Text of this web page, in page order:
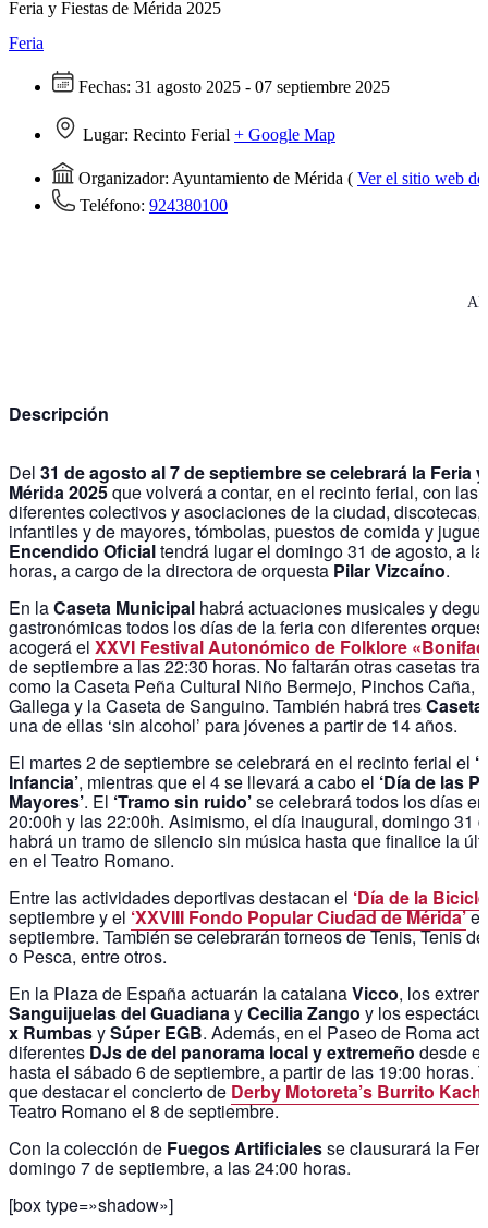
Feria y Fiestas de Mérida 2025
Feria
Fechas: 31 agosto 2025 - 07 septiembre 2025
Lugar: Recinto Ferial + Google Map
Organizador: Ayuntamiento de Mérida ( Ver el sitio web
Teléfono: 924380100
Descripción
Del 31 de agosto al 7 de septiembre se celebrará la Feria
Mérida 2025que volverá a contar, en el recinto ferial, con las
diferentes colectivos y asociaciones de la ciudad, discotecas,
infantiles y de mayores, tómbolas, puestos de comida y
Encendido Oficialtendrá lugar el domingo 31 de agosto, a
horas, a cargo de la directora de orquesta Pilar Vizcaíno.
En laCaseta Municipal habrá actuaciones musicales y
gastronómicas todos los días de la feria con diferentes
acogerá el XXVI Festival Autonómico de Folklore
de septiembre a las 22:30 horas. No faltarán otras casetas
como la Caseta Peña Cultural Niño Bermejo, Pinchos Caña,
Gallega y la Caseta de Sanguino. También habrá tres
una de ellas ‘sin alcohol’ para jóvenes a partir de 14 años.
El martes 2 de septiembre se celebrará en el recinto ferial el
Infancia’, mientras que el 4 se llevará a cabo el ‘Día de las
Mayores’. El ‘Tramo sin ruido’se celebrará todos los días
20:00h y las 22:00h. Asimismo, el día inaugural, domingo 31
habrá un tramo de silencio sin música hasta que finalice la
en el Teatro Romano.
Entre las actividades deportivas destacan el ‘Día de la
septiembre y el ‘XXVIII Fondo Popular Ciudad de Mérida’el
septiembre. También se celebrarán torneos de Tenis, Tenis
o Pesca, entre otros.
En la Plaza de España actuarán la catalanaVicco, los
Sanguijuelas del GuadianayCecilia Zango y los
x RumbasySúper EGB. Además, en el Paseo de Roma
diferentes DJs de del panorama local y extremeño desde
hasta el sábado 6 de septiembre, a partir de las 19:00 horas.
que destacar el concierto de Derby Motoreta’s Burrito
Teatro Romano el 8 de septiembre.
Con la colección de Fuegos Artificialesse clausurará la
domingo 7 de septiembre, a las 24:00 horas.
[box type=»shadow»]